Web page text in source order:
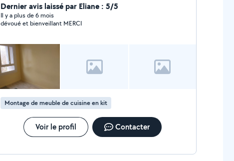
,serrurerie porte et fenêtres aluminium ( déplacement
gratuit me contacter en privé
Dernier avis laissé par Eliane : 5/5
Il y a plus de 6 mois
dévoué et bienveillant MERCI
Montage de meuble de cuisine en kit
Voir le profil Contacter